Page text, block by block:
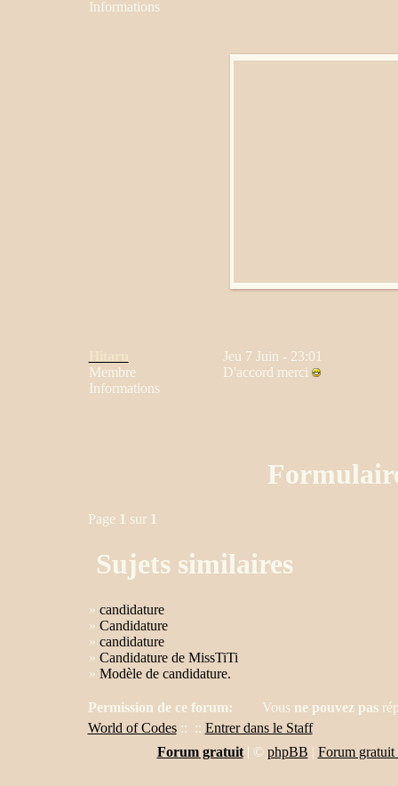
Informations
Membre
Informations
Jeu 7 Juin - 23:01
D'accord merci
Page 1 sur 1
Sujets similaires
» candidature
» Candidature
» candidature
» Candidature de MissTiTi
» Modèle de candidature.
Permission de ce forum: Vous ne pouvez pas
World of Codes:: :: Entrer dans le Staff
Forum gratuit| © phpBB | Forum gratuit